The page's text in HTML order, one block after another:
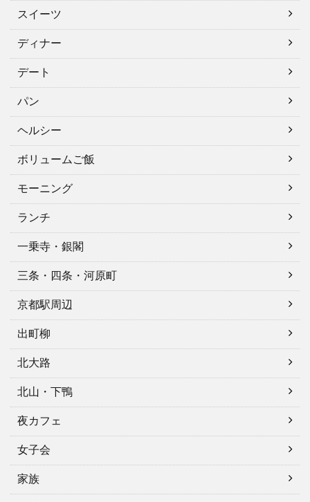
スイーツ
ディナー
デート
パン
ヘルシー
ボリュームご飯
モーニング
ランチ
一乗寺・銀閣
三条・四条・河原町
京都駅周辺
出町柳
北大路
北山・下鴨
夜カフェ
女子会
家族